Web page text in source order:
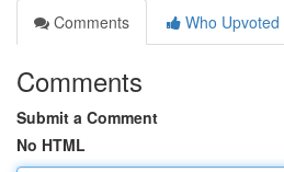
Comments
Who Upvoted
Comments
Submit a Comment
No HTML